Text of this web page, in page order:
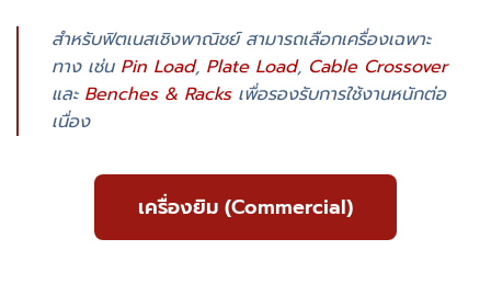
สำหรับฟิตเนสเชิงพาณิชย์ สามารถเลือกเครื่องเฉพาะ
ทาง เช่น Pin Load, Plate Load, Cable Crossover
และ Benches & Racksเพื่อรองรับการใช้งานหนักต่อ
เนื่อง
เครื่องยิม (Commercial)